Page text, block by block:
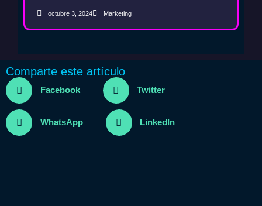
octubre 3, 2024 Marketing
Comparte este artículo
Facebook Twitter
WhatsApp LinkedIn